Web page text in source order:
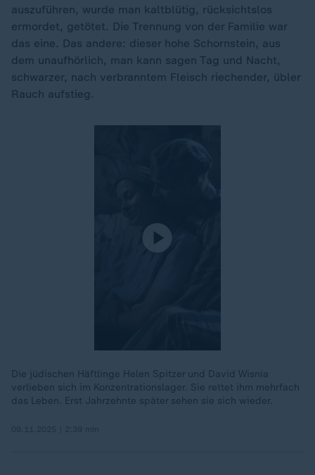
auszuführen, wurde man kaltblütig, rücksichtslos
ermordet, getötet. Die Trennung von der Familie war
das eine. Das andere: dieser hohe Schornstein, aus
dem unaufhörlich, man kann sagen Tag und Nacht,
schwarzer, nach verbranntem Fleisch riechender, übler
Rauch aufstieg.
Die jüdischen Häftlinge Helen Spitzer und David Wisnia
verlieben sich im Konzentrationslager. Sie rettet ihm mehrfach
das Leben. Erst Jahrzehnte später sehen sie sich wieder.